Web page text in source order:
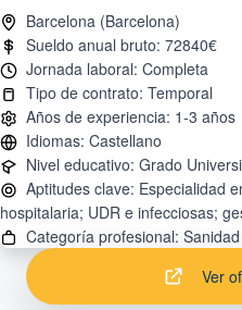
Aptitudes clave: Especialidad
Ver